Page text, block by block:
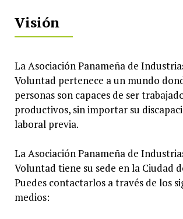
Visión
La Asociación Panameña de
Voluntad pertenece a un mundo
personas son capaces de ser
productivos, sin importar su
laboral previa.
La Asociación Panameña de
Voluntad tiene su sede en la Ciudad
Puedes contactarlos a través de los
medios: